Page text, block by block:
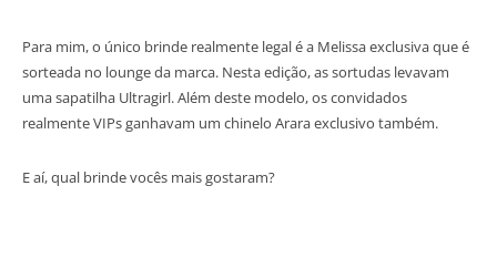
Para mim, o único brinde realmente legal é a Melissa exclusiva que é
sorteada no lounge da marca. Nesta edição, as sortudas levavam
uma sapatilha Ultragirl. Além deste modelo, os convidados
realmente VIPs ganhavam um chinelo Arara exclusivo também.
E aí, qual brinde vocês mais gostaram?